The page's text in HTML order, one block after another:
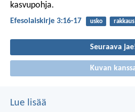
kasvupohja.
Efesolaiskirje 3:16-17 usko rakkaus
Seuraava
Kuvan
Lue lisää